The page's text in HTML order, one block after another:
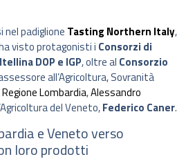
padiglione Tasting Northern Italy,
visto protagonisti i Consorzi di
DOP e IGP, oltre al Consorzio
all’Agricoltura, Sovranità
Regione Lombardia,Alessandro
del Veneto,Federico Caner.
e Veneto verso
loro prodotti